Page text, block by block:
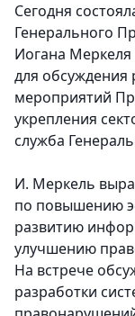
Сегодня
Генерального
Иогана Меркеля
для обсуждения
мероприятий
укрепления
служба
И. Меркель
по повышению
развитию
улучшению
На встрече
разработки